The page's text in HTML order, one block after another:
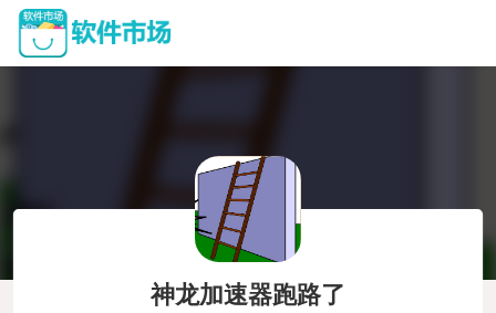
神龙加速器跑路了